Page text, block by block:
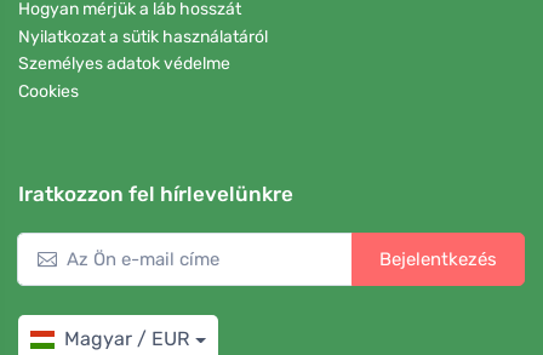
Hogyan mérjük a láb hosszát
Nyilatkozat a sütik használatáról
Személyes adatok védelme
Cookies
Iratkozzon fel hírlevelünkre
Bejelentkezés
Magyar / EUR